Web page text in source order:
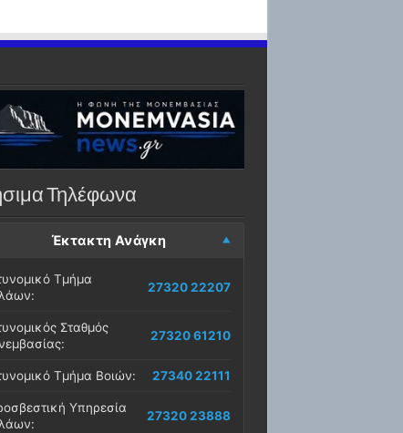
Τηλέφωνα
Έκτακτη Ανάγκη
Τμήμα
27320 22207
Σταθμός
27320 61210
Τμήμα Βοιών: 27340 22111
Υπηρεσία
27320 23888